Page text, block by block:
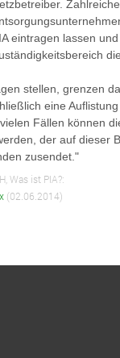
eintragen lassen
stellen, grenzen
eine
Fällen können
der auf dieser
zusendet."
Was ist PIA?:
(02.06.2014)